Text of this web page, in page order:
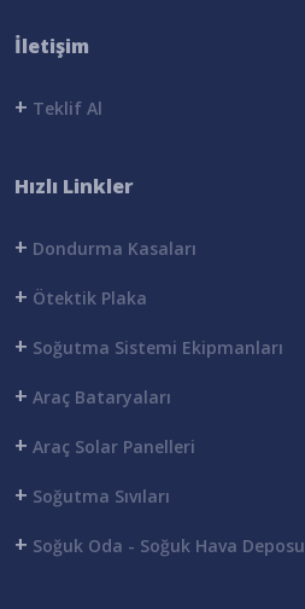
İletişim
+ Teklif Al
Hızlı Linkler
+ Dondurma Kasaları
+ Ötektik Plaka
+ Soğutma Sistemi Ekipmanları
+ Araç Bataryaları
+ Araç Solar Panelleri
+ Soğutma Sıvıları
+ Soğuk Oda - Soğuk Hava Deposu